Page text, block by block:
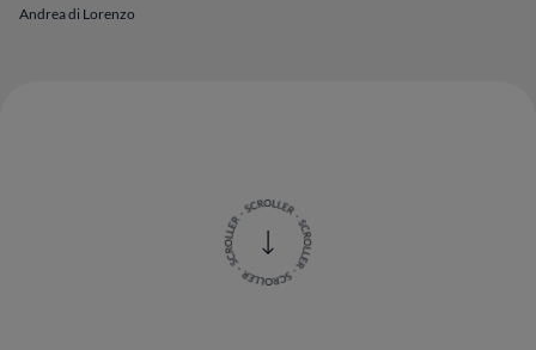
Andrea di Lorenzo